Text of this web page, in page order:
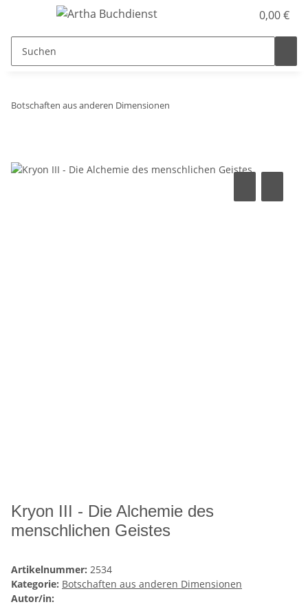
0,00 €
Botschaften aus anderen Dimensionen
Kryon III - Die Alchemie des
menschlichen Geistes
Artikelnummer: 2534
Kategorie: Botschaften aus anderen Dimensionen
Autor/in: